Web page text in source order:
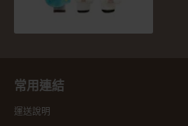
常用連結
運送說明